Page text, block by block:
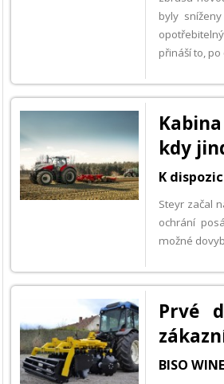
byly
přináší to,
kdy
K
Steyr začal
ochrání
možné
Prvé
BISO